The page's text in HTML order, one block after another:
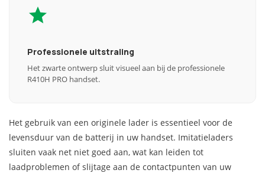
Professionele uitstraling
Het zwarte ontwerp sluit visueel aan bij de professionele
R410H PRO handset.
Het gebruik van een originele lader is essentieel voor de
levensduur van de batterij in uw handset. Imitatieladers
sluiten vaak net niet goed aan, wat kan leiden tot
laadproblemen of slijtage aan de contactpunten van uw